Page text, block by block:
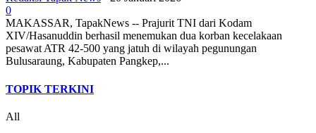
0
MAKASSAR, TapakNews -- Prajurit TNI dari Kodam
XIV/Hasanuddin berhasil menemukan dua korban kecelakaan
pesawat ATR 42-500 yang jatuh di wilayah pegunungan
Bulusaraung, Kabupaten Pangkep,...
TOPIK TERKINI
All